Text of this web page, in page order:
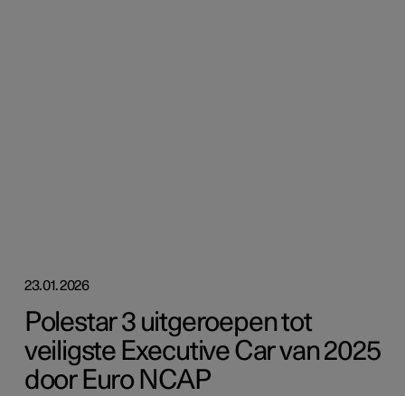
23.01.2026
Polestar 3 uitgeroepen tot
veiligste Executive Car van 2025
door Euro NCAP